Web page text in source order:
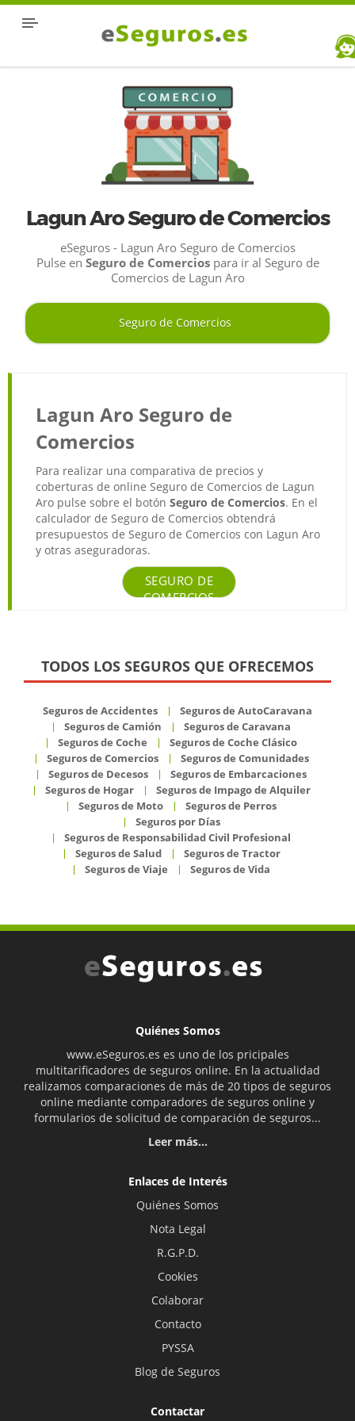
Lagun Aro Seguro de Comercios
eSeguros - Lagun Aro Seguro de Comercios
Pulse en Seguro de Comerciospara ir al Seguro de
Comercios de Lagun Aro
Seguro de Comercios
Lagun Aro Seguro de
Comercios
Para realizar una comparativa de precios y
coberturas de online Seguro de Comercios de Lagun
Aro pulse sobre el botón Seguro de Comercios. En el
calculador de Seguro de Comercios obtendrá
presupuestos de Seguro de Comercios con Lagun Aro
y otras aseguradoras.
SEGURO DE
COMERCIOS
TODOS LOS SEGUROS QUE OFRECEMOS
Seguros de Accidentes
Seguros de AutoCaravana
Seguros de Camión
Seguros de Caravana
Seguros de Coche
Seguros de Coche Clásico
Seguros de Comercios
Seguros de Comunidades
Seguros de Decesos
Seguros de Embarcaciones
Seguros de Hogar
Seguros de Impago de Alquiler
Seguros de Moto
Seguros de Perros
Seguros por Días
Seguros de Responsabilidad Civil Profesional
Seguros de Salud
Seguros de Tractor
Seguros de Viaje
Seguros de Vida
Quiénes Somos
www.eSeguros.es es uno de los pricipales
multitarificadores de seguros online. En la actualidad
realizamos comparaciones de más de 20 tipos de seguros
online mediante comparadores de seguros online y
formularios de solicitud de comparación de seguros...
Leer más...
Enlaces de Interés
Quiénes Somos
Nota Legal
R.G.P.D.
Cookies
Colaborar
Contacto
PYSSA
Blog de Seguros
Contactar